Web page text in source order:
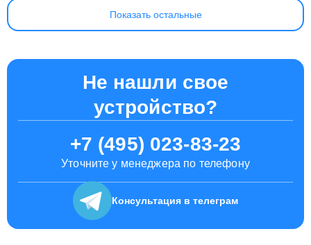
Показать остальные
Не нашли свое
устройство?
+7 (495) 023-83-23
Уточните у менеджера по телефону
Консультация в телеграм